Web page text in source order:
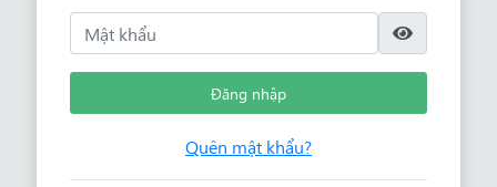
Đăng nhập
Quên mật khẩu?